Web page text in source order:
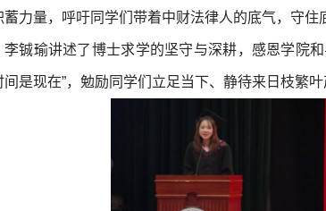
蓄力量，呼吁同学们带着中财法律人的底气，守住
李铖瑜讲述了博士求学的坚守与深耕，感恩学院
间是现在”，勉励同学们立足当下、静待来日枝繁